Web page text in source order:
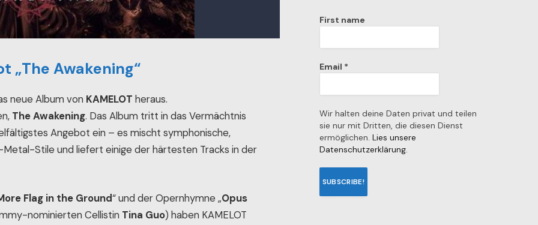
„The Awakening“
neue Album von KAMELOT heraus.
The Awakening. Das Album tritt in das Vermächtnis
Angebot ein – es mischt symphonische,
Stile und liefert einige der härtesten Tracks in der
Flag in the Ground“ und der Opernhymne „Opus
nominierten Cellistin Tina Guo) haben KAMELOT
First name
Email *
Wir halten deine Daten privat und teilen
sie nur mit Dritten, die diesen Dienst
ermöglichen. Lies unsere
Datenschutzerklärung.